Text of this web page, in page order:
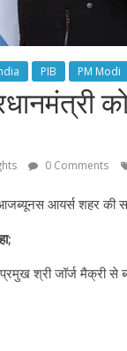
PIB PM Modi
0 Comments
आजब्यूनस आयर्स शहर की
श्री जॉर्ज मैक्री से